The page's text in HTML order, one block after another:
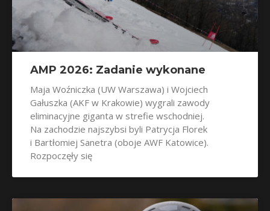
AMP 2026: Zadanie wykonane
Maja Woźniczka (UW Warszawa) i Wojciech
Gałuszka (AKF w Krakowie) wygrali zawody
eliminacyjne giganta w strefie wschodniej.
Na zachodzie najszybsi byli Patrycja Florek
i Bartłomiej Sanetra (oboje AWF Katowice).
Rozpoczęły się